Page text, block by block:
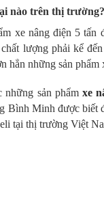
nào trên thị trường?
xe nâng điện 5
lượng phải kể
hẳn những sản
sản phẩm xe
Bình Minh được biết
tại thị trường Việt